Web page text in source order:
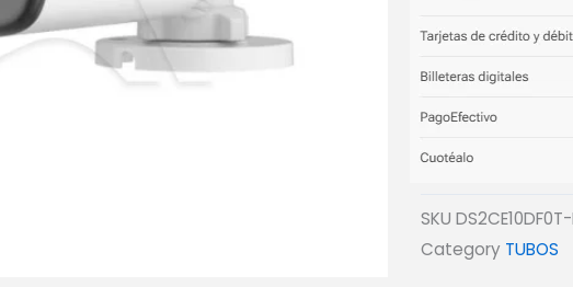
2.8MM
(2)
SKU
Category TUBOS